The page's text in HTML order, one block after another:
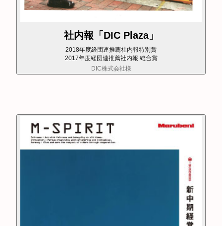
社内報「DIC Plaza」
2018年度経団連推薦社内報特別賞
2017年度経団連推薦社内報 総合賞
DIC株式会社様